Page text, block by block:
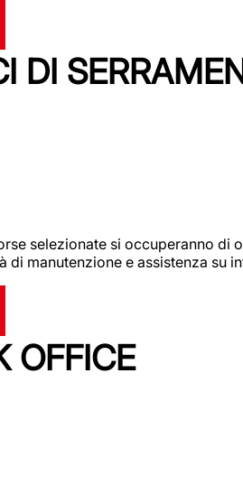
DI
selezionate si
manutenzione e assistenza su
OFFICE